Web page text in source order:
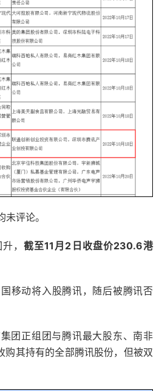
评论。
升，截至11月2日收盘价230.6港
移动将入股腾讯，随后被腾讯否
团正组团与腾讯最大股东、南非
购其持有的全部腾讯股份，但被双